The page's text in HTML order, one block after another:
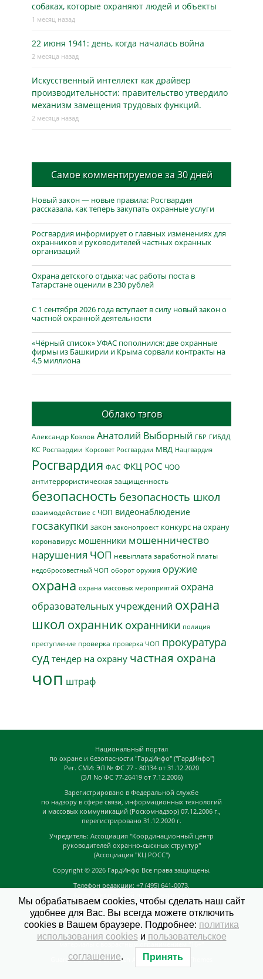
собаках, которые охраняют людей и объекты
1 месяц назад
22 июня 1941: день, когда началась война
2 месяца назад
Искусственный интеллект как драйвер
производительности: правительство утвердило
механизм замещения трудовых функций.
2 месяца назад
Самое комментируемое за 30 дней
Новый закон — новые правила: Росгвардия
рассказала, как теперь закупать охранные услуги
Росгвардия информирует о главных изменениях для
охранников и руководителей частных охранных
организаций
Охрана детского отдыха: час работы поста в
Татарстане оценили в 230 рублей
С 1 сентября 2026 года вступает в силу новый закон о
частной охранной деятельности
«Чёрный список» УФАС пополнился: две охранные
фирмы из Башкирии и Крыма сорвали контракты на
4,5 миллиона
Облако тэгов
Александр Козлов Анатолий Выборный ГБР ГИБДД
КС Росгвардии Корсовет Росгвардии МВД Нацгвардия
Росгвардия ФАС ФКЦ РОС ЧОО
антитеррористическая защищенность
безопасность безопасность школ
взаимодействие с ЧОП видеонаблюдение
госзакупки закон законопроект конкурс на охрану
коронавирус мошенники мошенничество
нарушения ЧОП невыплата заработной платы
недобросовестный ЧОП оборот оружия оружие
охрана охрана массовых мероприятий охрана
образовательных учреждений охрана
школ охранник охранники полиция
преступление проверка проверка ЧОП прокуратура
суд тендер на охрану частная охрана
чоп штраф
Национальный портал
по охране и безопасности "ГардИнфо" ("ГардИнфо")
Рег. СМИ: ЭЛ № ФС 77 - 80134 от 31.12.2020
(ЭЛ No ФС 77-26419 от 7.12.2006)
Зарегистрировано в Федеральной службе
по надзору в сфере связи, информационных технологий
и массовых коммуникаций (Роскомнадзор) 07.12.2006 г.,
перегистрировано 31.12.2020 г.
Учредитель: Ассоциация "Координационный центр
руководителей охранно-сыскных структур"
(Ассоциация "КЦ РОСС")
Copyright © 2026 ГардИнфо Все права защищены.
Телефон редакции: +7 (495) 641-0073,
news@guardinfo.online
Главный редактор: Кузьмин Д.А.
На сайте могут быть размещены
GuardInfo based on Catch Adaptive byCatch Themes
Мы обрабатываем cookies, чтобы сделать наш сайт
удобнее для Вас. Вы всегда можете отключить
cookies в Вашем браузере. Подробнее: политика
использования cookiesи пользовательское
соглашение. Принять